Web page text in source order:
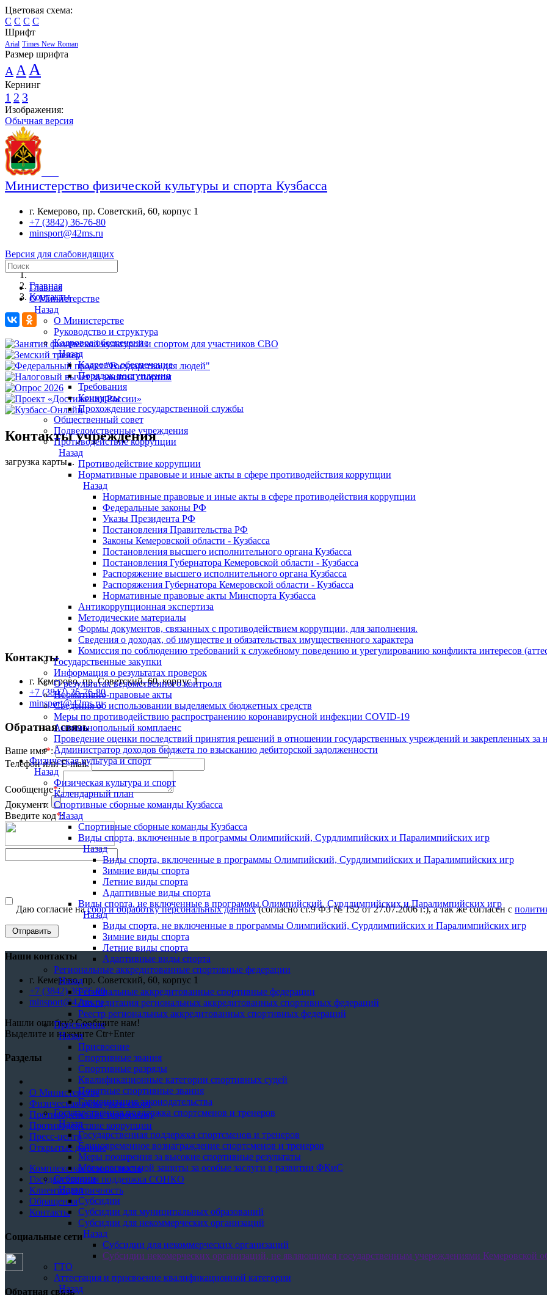
Цветовая схема:
C C C C
Шрифт
Arial Times New Roman
Размер шрифта
A A A
Кернинг
1 2 3
Изображения:
Обычная версия
Министерство физической культуры и спорта Кузбасса
г. Кемерово, пр. Советский, 60, корпус 1
+7 (3842) 36-76-80
minsport@42ms.ru
Версия для слабовидящих
Главная
О Министерстве
Назад
О Министерстве
Руководство и структура
Кадровое обеспечение
Назад
Кадровое обеспечение
Порядок поступления
Требования
Конкурсы
Прохождение государственной службы
Общественный совет
Подведомственные учреждения
Противодействие коррупции
Назад
Противодействие коррупции
Нормативные правовые и иные акты в сфере противодействия коррупции
Назад
Нормативные правовые и иные акты в сфере противодействия коррупции
Федеральные законы РФ
Указы Президента РФ
Постановления Правительства РФ
Законы Кемеровской области - Кузбасса
Постановления высшего исполнительного органа Кузбасса
Постановления Губернатора Кемеровской области - Кузбасса
Распоряжение высшего исполнительного органа Кузбасса
Распоряжения Губернатора Кемеровской области - Кузбасса
Нормативные правовые акты Минспорта Кузбасса
Антикоррупционная экспертиза
Методические материалы
Формы документов, связанных с противодействием коррупции, для заполнения.
Сведения о доходах, об имуществе и обязательствах имущественного характера
Комиссия по соблюдению требований к служебному поведению и урегулированию конфликта интересов
Государственные закупки
Информация о результатах проверок
О результатах ведомственного контроля
Нормативно-правовые акты
Сведения об использовании выделяемых бюджетных средств
Меры по противодействию распространению коронавирусной инфекции COVID-19
Антимонопольный комплаенс
Проведение оценки последствий принятия решений в отношении государственных учреждений и закрепленных за
Администратор доходов бюджета по взысканию дебиторской задолженности
Физическая культура и спорт
Назад
Физическая культура и спорт
Календарный план
Спортивные сборные команды Кузбасса
Назад
Спортивные сборные команды Кузбасса
Виды спорта, включенные в программы Олимпийский, Сурдлимпийских и Паралимпийских игр
Назад
Виды спорта, включенные в программы Олимпийский, Сурдлимпийских и Паралимпийских игр
Зимние виды спорта
Летние виды спорта
Адаптивные виды спорта
Виды спорта, не включенные в программы Олимпийский, Сурдлимпийских и Паралимпийских игр
Назад
Виды спорта, не включенные в программы Олимпийский, Сурдлимпийских и Паралимпийских игр
Зимние виды спорта
Летние виды спорта
Адаптивные виды спорта
Региональные аккредитованные спортивные федерации
Назад
Региональные аккредитованные спортивные федерации
Аккредитация региональных аккредитованных спортивных федераций
Реестр региональных аккредитованных спортивных федераций
Присвоение
Назад
Присвоение
Спортивные звания
Спортивные разряды
Квалификационные категории спортивных судей
Почетные спортивные звания
Гармонизация законодательства
Государственная поддержка спортсменов и тренеров
Назад
Государственная поддержка спортсменов и тренеров
Единовременное вознаграждение спортсменов и тренеров
Меры поощрения за высокие спортивные результаты
Меры социальной защиты за особые заслуги в развитии ФКиС
Субсидии
Назад
Субсидии
Субсидии для муниципальных образований
Субсидии для некоммерческих организаций
Назад
Субсидии для некоммерческих организаций
Субсидии некомерческих организаций, не являющимся государственным учереждениями Кемеровской
ГТО
Аттестация и присвоение квалификационной категории
Назад
Главная
Контакты
Контакты учреждения
загрузка карты...
Контакты
г. Кемерово, пр. Советский, 60, корпус 1
+7 (3842) 36-76-80
minsport@42ms.ru
Обратная связь
Ваше имя*:
Телефон или E-mail:
Сообщение*:
Документ:
Введите код*:
Даю согласие насбор и обработку персональных данных(согласно ст.9 ФЗ № 152 от 27.07.2006 г.), а так же согласен с
Наши контакты
г. Кемерово, пр. Советский, 60, корпус 1
+7 (3842) 36-76-80
minsport@42ms.ru
Нашли ошибку? Сообщите нам!
Выделите и нажмите Ctr+Enter
Разделы
О Министерстве
Физическая культура и спорт
Противодействие терроризму
Противодействие коррупции
Пресс-центр
Открытые данные
Комплексная безопасность
Государственная поддержка СОНКО
Клиентоцентричность
Обращения
Контакты
Социальные сети
Обратная связь